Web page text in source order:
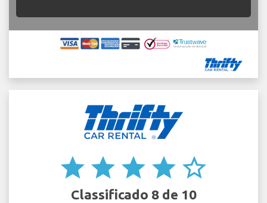
star star star star star_border
Classificado 8 de 10